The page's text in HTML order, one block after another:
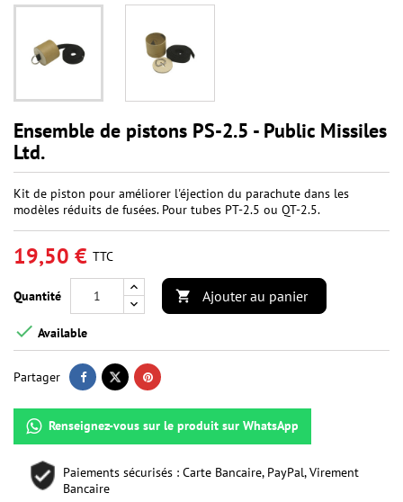
Ensemble de pistons PS-2.5 - Public Missiles
Ltd.
Kit de piston pour améliorer l'éjection du parachute dans les
modèles réduits de fusées. Pour tubes PT-2.5 ou QT-2.5.
19,50 € TTC
Quantité  Ajouter au panier
 Available
Partager
Renseignez-vous sur le produit sur WhatsApp
Paiements sécurisés : Carte Bancaire, PayPal, Virement
Bancaire